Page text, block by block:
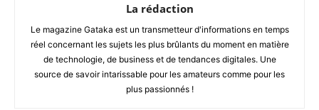
La rédaction
Le magazine Gataka est un transmetteur d'informations en temps
réel concernant les sujets les plus brûlants du moment en matière
de technologie, de business et de tendances digitales. Une
source de savoir intarissable pour les amateurs comme pour les
plus passionnés !